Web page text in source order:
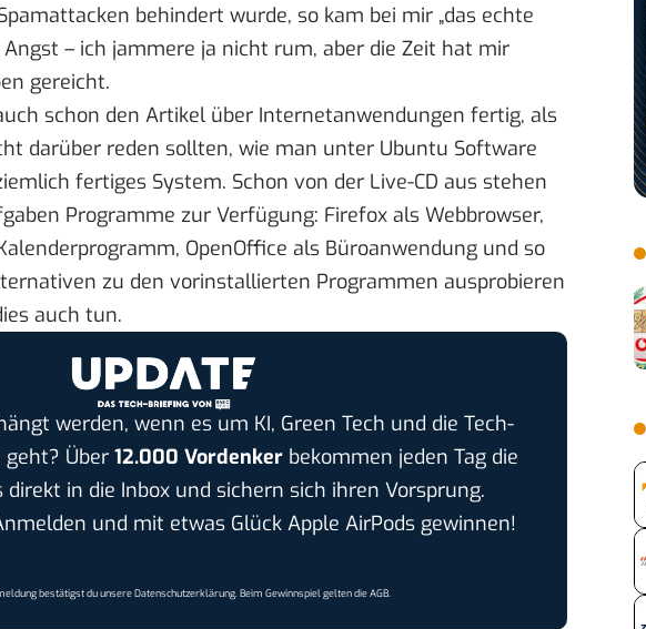
behindert wurde, so kam bei mir „das echte
Angst – ich jammere ja nicht rum, aber die Zeit hat mir
gereicht.
schon den Artikel über Internetanwendungen fertig, als
darüber reden sollten, wie man unter Ubuntu Software
fertiges System. Schon von der Live-CD aus stehen
Programme zur Verfügung: Firefox als Webbrowser,
OpenOffice als Büroanwendung und so
zu den vorinstallierten Programmen ausprobieren
auch tun.
werden, wenn es um KI, Green Tech und die Tech-
Über 12.000 Vordenkerbekommen jeden Tag die
in die Inbox und sichern sich ihren Vorsprung.
und mit etwas Glück Apple AirPods gewinnen!
bestätigst du unsereDatenschutzerklärung. Beim Gewinnspiel gelten dieAGB.